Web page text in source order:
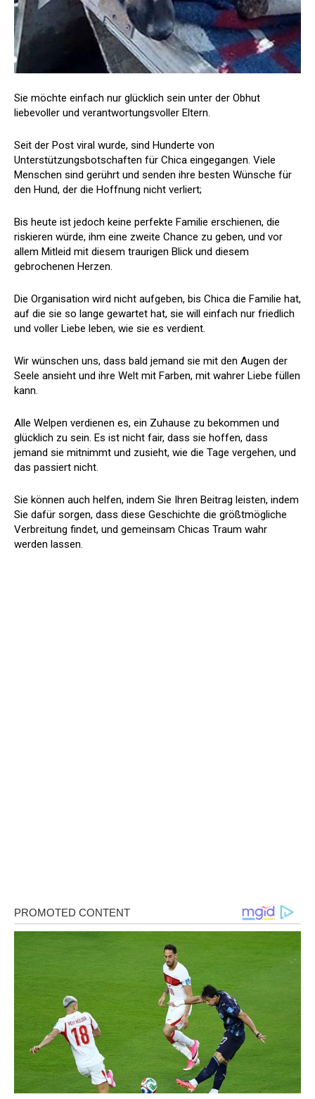
Sie möchte einfach nur glücklich sein unter der Obhut
liebevoller und verantwortungsvoller Eltern.
Seit der Post viral wurde, sind Hunderte von
Unterstützungsbotschaften für Chica eingegangen. Viele
Menschen sind gerührt und senden ihre besten Wünsche für
den Hund, der die Hoffnung nicht verliert;
Bis heute ist jedoch keine perfekte Familie erschienen, die
riskieren würde, ihm eine zweite Chance zu geben, und vor
allem Mitleid mit diesem traurigen Blick und diesem
gebrochenen Herzen.
Die Organisation wird nicht aufgeben, bis Chica die Familie hat,
auf die sie so lange gewartet hat, sie will einfach nur friedlich
und voller Liebe leben, wie sie es verdient.
Wir wünschen uns, dass bald jemand sie mit den Augen der
Seele ansieht und ihre Welt mit Farben, mit wahrer Liebe füllen
kann.
Alle Welpen verdienen es, ein Zuhause zu bekommen und
glücklich zu sein. Es ist nicht fair, dass sie hoffen, dass
jemand sie mitnimmt und zusieht, wie die Tage vergehen, und
das passiert nicht.
Sie können auch helfen, indem Sie Ihren Beitrag leisten, indem
Sie dafür sorgen, dass diese Geschichte die größtmögliche
Verbreitung findet, und gemeinsam Chicas Traum wahr
werden lassen.